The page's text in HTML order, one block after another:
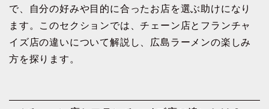
で、自分の好みや目的に合ったお店を選ぶ助けになり
ます。このセクションでは、チェーン店とフランチャ
イズ店の違いについて解説し、広島ラーメンの楽しみ
方を探ります。